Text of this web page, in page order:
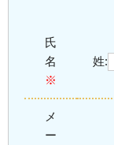
氏
名
※
姓:
メ
ー